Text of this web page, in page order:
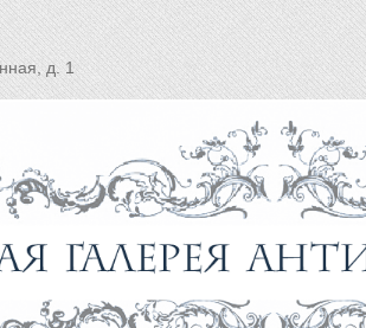
д. 1